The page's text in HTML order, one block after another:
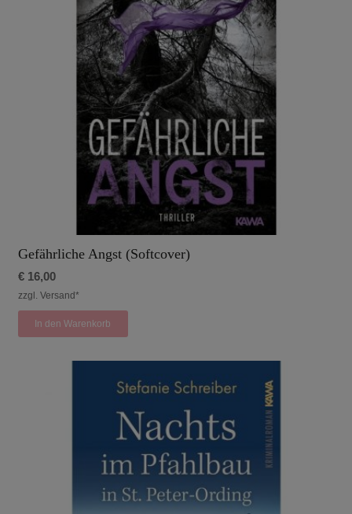
Gefährliche Angst (Softcover)
€16,00
zzgl. Versand*
In den Warenkorb